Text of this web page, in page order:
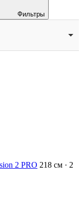
Фильтры
2 PRO 218 см · 2